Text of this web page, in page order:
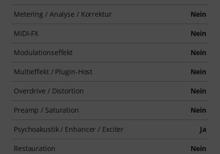
Metering / Analyse / Korrektur Nein
MIDI-FX Nein
Modulationseffekt Nein
Multieffekt / Plugin-Host Nein
Overdrive / Distortion Nein
Preamp / Saturation Nein
Psychoakustik / Enhancer / Exciter Ja
Restauration Nein